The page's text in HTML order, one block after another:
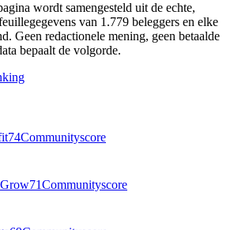
wordt samengesteld uit de echte,
van 1.779 beleggers en elke
Geen redactionele mening, geen betaalde
bepaalt de volgorde.
74Communityscore
71Communityscore